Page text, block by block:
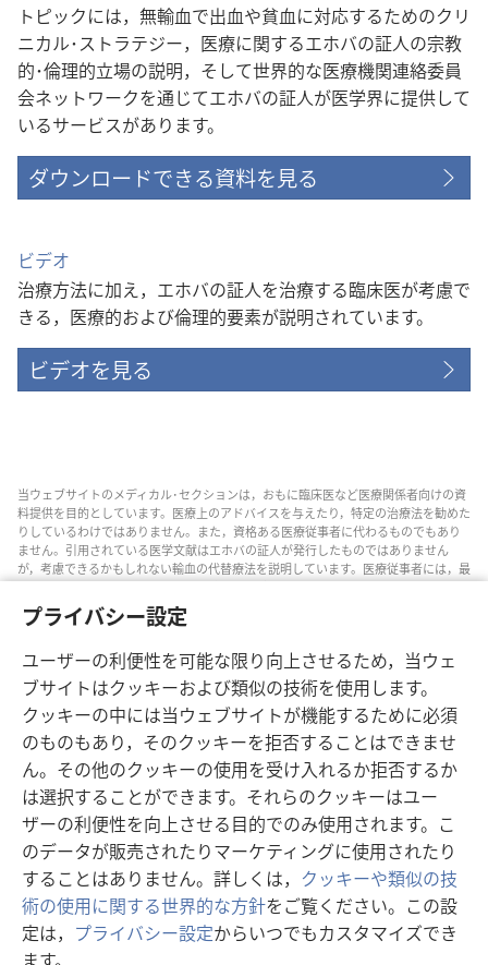
プライバシー設定
ユーザーの利便性を可能な限り向上させるため，当ウェ
ブサイトはクッキーおよび類似の技術を使用します。
クッキーの中には当ウェブサイトが機能するために必須
のものもあり，そのクッキーを拒否することはできませ
ん。その他のクッキーの使用を受け入れるか拒否するか
は選択することができます。それらのクッキーはユー
ザーの利便性を向上させる目的でのみ使用されます。こ
のデータが販売されたりマーケティングに使用されたり
することはありません。詳しくは， クッキーや類似の技
術の使用に関する世界的な方針をご覧ください。この設
定は， プライバシー設定からいつでもカスタマイズでき
ます。
トピックには，無輸血で出血や貧血に対応するためのクリ
ニカル･ストラテジー，医療に関するエホバの証人の宗教
的･倫理的立場の説明，そして世界的な医療機関連絡委員
会ネットワークを通じてエホバの証人が医学界に提供して
いるサービスがあります。
ダウンロードできる資料を見る
ビデオ
治療方法に加え，エホバの証人を治療する臨床医が考慮で
きる，医療的および倫理的要素が説明されています。
ビデオを見る
当ウェブサイトのメディカル･セクションは，おもに臨床医など医療関係者向けの資
料提供を目的としています。医療上のアドバイスを与えたり，特定の治療法を勧めた
りしているわけではありません。また，資格ある医療従事者に代わるものでもあり
ません。引用されている医学文献はエホバの証人が発行したものではありません
が，考慮できるかもしれない輸血の代替療法を説明しています。医療従事者には，最
新情報に通じるようにし，患者と治療の選択肢について話し合い，患者が自分の健
康状態，意思，価値観，信条に合った決定を下せるよう助ける責任があります。記
されている方法すべてがどの患者にも当てはまるとは限らず，患者によっては受け入
患者の皆さんへ: 自分の健康状態や治療法については，医師などの医療従事者のアド
バイスを求めるようにしてください。病気の疑いがあるなら，医師の診察を受けて
ください。
このウェブサイトの利用は，当サイトの利用規約に準拠するものとします。
画面表示の設定
Copyright